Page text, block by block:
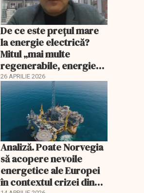
De ce este prețul mare
la energie electrică?
Mitul „mai multe
regenerabile, energie
mai ieftină” este fals
26 APRILIE 2026
Analiză. Poate Norvegia
să acopere nevoile
energetice ale Europei
în contextul crizei din